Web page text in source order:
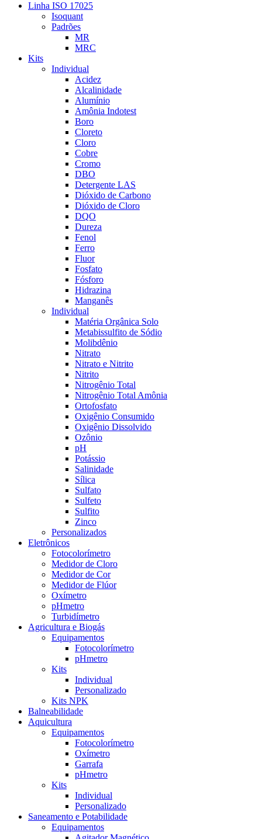
Linha ISO 17025
Isoquant
Padrões
MR
MRC
Kits
Individual
Acidez
Alcalinidade
Alumínio
Amônia Indotest
Boro
Cloreto
Cloro
Cobre
Cromo
DBO
Detergente LAS
Dióxido de Carbono
Dióxido de Cloro
DQO
Dureza
Fenol
Ferro
Fluor
Fosfato
Fósforo
Hidrazina
Manganês
Individual
Matéria Orgânica Solo
Metabissulfito de Sódio
Molibdênio
Nitrato
Nitrato e Nitrito
Nitrito
Nitrogênio Total
Nitrogênio Total Amônia
Ortofosfato
Oxigênio Consumido
Oxigênio Dissolvido
Ozônio
pH
Potássio
Salinidade
Sílica
Sulfato
Sulfeto
Sulfito
Zinco
Personalizados
Eletrônicos
Fotocolorímetro
Medidor de Cloro
Medidor de Cor
Medidor de Flúor
Oxímetro
pHmetro
Turbidímetro
Agricultura e Biogás
Equipamentos
Fotocolorímetro
pHmetro
Kits
Individual
Personalizado
Kits NPK
Balneabilidade
Aquicultura
Equipamentos
Fotocolorímetro
Oxímetro
Garrafa
pHmetro
Kits
Individual
Personalizado
Saneamento e Potabilidade
Equipamentos